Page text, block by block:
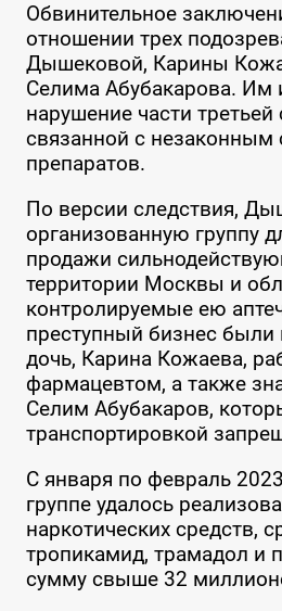
Обвинительное
отношении трех
Дышековой, Карины
Селима Абубакарова. Им
нарушение части
связанной с
препаратов.
По версии следствия,
организованную группу
продажи
территории Москвы и
контролируемые ею
преступный бизнес были
дочь, Карина Кожаева,
фармацевтом, а также
Селим Абубакаров,
транспортировкой
С января по февраль
группе удалось
наркотических средств,
тропикамид, трамадол и
сумму свыше 32